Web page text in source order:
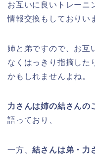
お互いに良いトレーニ
情報交換もしておりい
姉と弟ですので、お互
なくはっきり指摘した
かもしれませんよね。
力さんは姉の結さんの
語っており、
一方、結さんは弟・力